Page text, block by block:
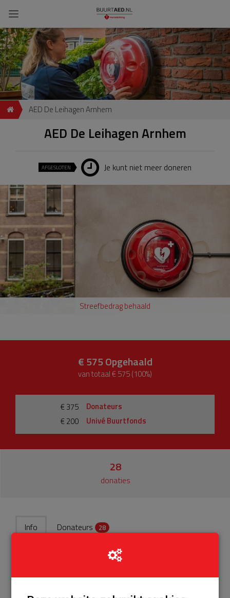
AED De Leihagen Arnhem
AED De Leihagen Arnhem
AFGESLOTEN Je kunt niet meer doneren
Streefbedrag behaald
€ 575Opgehaald
van totaal € 575 (100%)
€ 375
Donateurs
€ 200
Univé Buurtfonds
28
donaties
Info Donateurs 28
5 jaar geleden hebben we gezamelijk als buurt middels een